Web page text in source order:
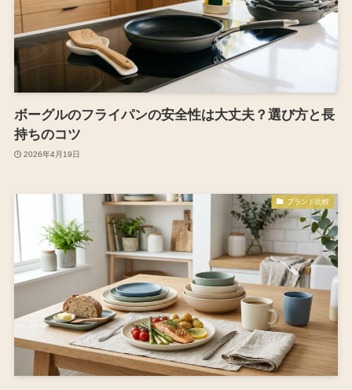
ボーグルのフライパンの安全性は大丈夫？選び方と長
持ちのコツ
2026年4月19日
ブランド比較